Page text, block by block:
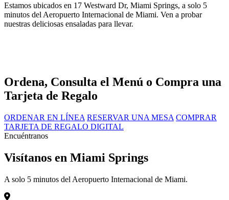
Estamos ubicados en 17 Westward Dr, Miami Springs, a solo 5
minutos del Aeropuerto Internacional de Miami. Ven a probar
nuestras deliciosas ensaladas para llevar.
Ordena, Consulta el Menú o Compra una
Tarjeta de Regalo
ORDENAR EN LÍNEA RESERVAR UNA MESA COMPRAR
TARJETA DE REGALO DIGITAL
Encuéntranos
Visítanos en Miami Springs
A solo 5 minutos del Aeropuerto Internacional de Miami.